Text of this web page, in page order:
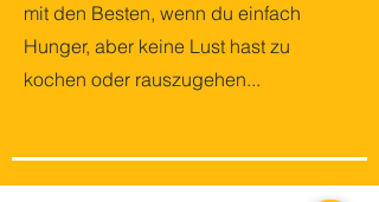
mit den Besten, wenn du einfach
Hunger, aber keine Lust hast zu
kochen oder rauszugehen...